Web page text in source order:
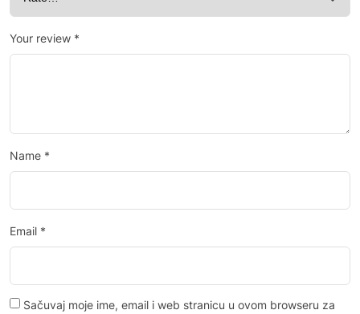
Your review *
Name *
Email *
Sačuvaj moje ime, email i web stranicu u ovom browseru za